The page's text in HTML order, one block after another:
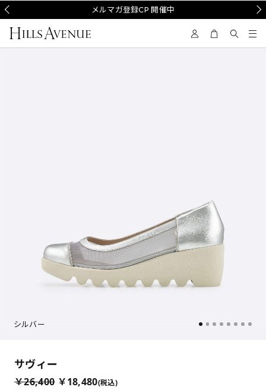
メルマガ登録CP 開催中
シルバー
サヴィー
￥26,400 ￥18,480(税込)